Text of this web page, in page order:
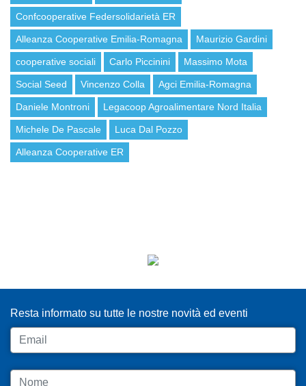
Confcooperative Federsolidarietà ER
Alleanza Cooperative Emilia-Romagna Maurizio Gardini
cooperative sociali Carlo Piccinini Massimo Mota
Social Seed Vincenzo Colla Agci Emilia-Romagna
Daniele Montroni Legacoop Agroalimentare Nord Italia
Michele De Pascale Luca Dal Pozzo
Alleanza Cooperative ER
Resta informato su tutte le nostre novità ed eventi
Email
Nome